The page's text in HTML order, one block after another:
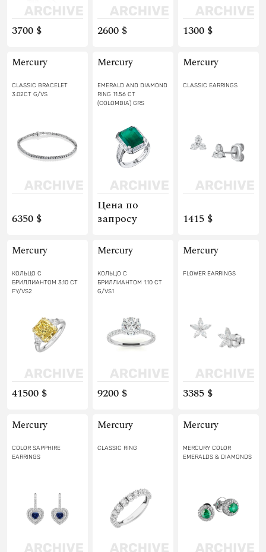
3700 $ 2600 $ 1300 $
Mercury
CLASSIC BRACELET
3.02CT G/VS
6350 $
Mercury
EMERALD AND DIAMOND
RING 11.56 CT
(COLOMBIA) GRS
Цена по
запросу
Mercury
CLASSIC EARRINGS
1415 $
Mercury
КОЛЬЦО С
БРИЛЛИАНТОМ 3.10 СТ
FY/VS2
41500 $
Mercury
КОЛЬЦО С
БРИЛЛИАНТОМ 1.10 СТ
G/VS1
9200 $
Mercury
FLOWER EARRINGS
3385 $
Mercury
COLOR SAPPHIRE
EARRINGS
Mercury
CLASSIC RING
Mercury
MERCURY COLOR
EMERALDS & DIAMONDS